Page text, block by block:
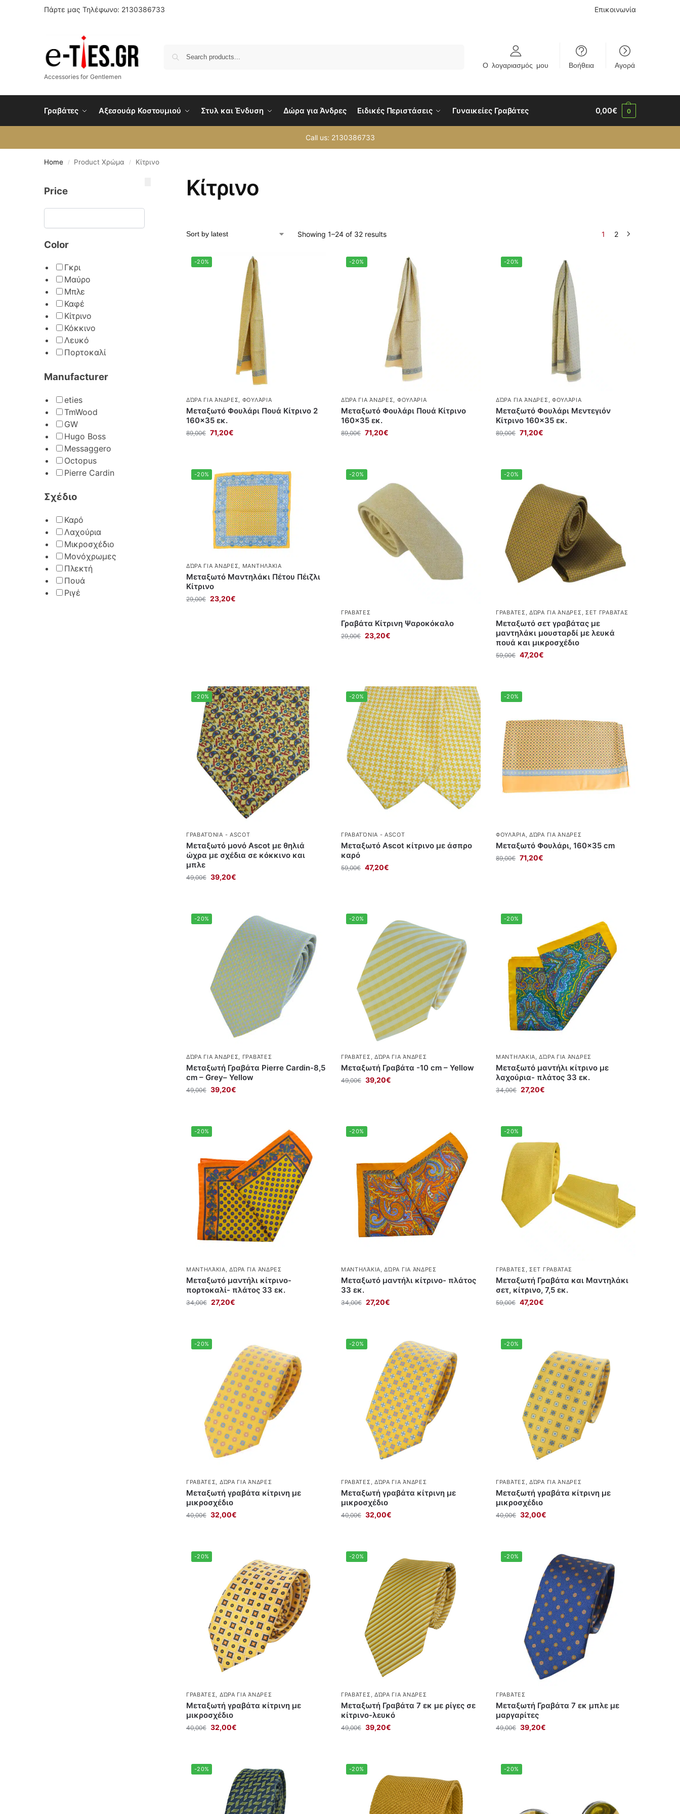
Πάρτε μας Τηλέφωνο: 2130386733 Επικοινωνία
Accessories for Gentlemen
Ο λογαριασμός μου Βοήθεια Αγορά
Γραβάτες Αξεσουάρ Κοστουμιού Στυλ και Ένδυση Δώρα για Άνδρες Ειδικές Περιστάσεις Γυναικείες Γραβάτες 0,00€ 0
Call us: 2130386733
Home / Product Χρώμα / Κίτρινο
Κίτρινο
Showing 1–24 of 32 results 1 2
-20%
ΔΏΡΑ ΓΙΑ ΆΝΔΡΕΣ ΦΟΥΛΆΡΙΑ
Μεταξωτό Φουλάρι Πουά Κίτρινο 2
160×35 εκ.
89,00€ 71,20€
-20%
ΔΏΡΑ ΓΙΑ ΆΝΔΡΕΣ ΦΟΥΛΆΡΙΑ
Μεταξωτό Φουλάρι Πουά Κίτρινο
160×35 εκ.
89,00€ 71,20€
-20%
ΔΏΡΑ ΓΙΑ ΆΝΔΡΕΣ ΦΟΥΛΆΡΙΑ
Μεταξωτό Φουλάρι Μεντεγιόν
Κίτρινο 160×35 εκ.
89,00€ 71,20€
-20%
ΔΏΡΑ ΓΙΑ ΆΝΔΡΕΣ ΜΑΝΤΗΛΆΚΙΑ
Μεταξωτό Μαντηλάκι Πέτου Πέιζλι
Κίτρινο
29,00€ 23,20€
-20%
ΓΡΑΒΆΤΕΣ
Γραβάτα Κίτρινη Ψαροκόκαλο
29,00€ 23,20€
-20%
ΓΡΑΒΆΤΕΣ,ΔΏΡΑ ΓΙΑ ΆΝΔΡΕΣ, ΣΕΤ ΓΡΑΒΆΤΑΣ
Μεταξωτό σετ γραβάτας με
μαντηλάκι μουσταρδί με λευκά
πουά και μικροσχέδιο
59,00€ 47,20€
-20%
ΓΡΑΒΑΤΌΝΙΑ - ASCOT
Μεταξωτό μονό Ascot με θηλιά
ώχρα με σχέδια σε κόκκινο και
μπλε
49,00€ 39,20€
-20%
ΓΡΑΒΑΤΌΝΙΑ - ASCOT
Μεταξωτό Ascot κίτρινο με άσπρο
καρό
59,00€ 47,20€
-20%
ΦΟΥΛΆΡΙΑ,ΔΏΡΑ ΓΙΑ ΆΝΔΡΕΣ
Μεταξωτό Φουλάρι, 160×35 cm
89,00€ 71,20€
-20%
ΔΏΡΑ ΓΙΑ ΆΝΔΡΕΣ, ΓΡΑΒΆΤΕΣ
Μεταξωτή Γραβάτα Pierre Cardin-8,5
cm – Grey– Yellow
49,00€ 39,20€
-20%
ΓΡΑΒΆΤΕΣ, ΔΏΡΑ ΓΙΑ ΆΝΔΡΕΣ
Μεταξωτή Γραβάτα -10 cm – Yellow
49,00€ 39,20€
-20%
ΜΑΝΤΗΛΆΚΙΑ,ΔΏΡΑ ΓΙΑ ΆΝΔΡΕΣ
Mεταξωτό μαντήλι κίτρινο με
λαχούρια- πλάτος 33 εκ.
34,00€ 27,20€
-20%
ΜΑΝΤΗΛΆΚΙΑ,ΔΏΡΑ ΓΙΑ ΆΝΔΡΕΣ
Mεταξωτό μαντήλι κίτρινο-
πορτοκαλί- πλάτος 33 εκ.
34,00€ 27,20€
-20%
ΜΑΝΤΗΛΆΚΙΑ,ΔΏΡΑ ΓΙΑ ΆΝΔΡΕΣ
Mεταξωτό μαντήλι κίτρινο- πλάτος
33 εκ.
34,00€ 27,20€
-20%
ΓΡΑΒΆΤΕΣ,ΣΕΤ ΓΡΑΒΆΤΑΣ
Μεταξωτή Γραβάτα και Μαντηλάκι
σετ, κίτρινο, 7,5 εκ.
59,00€ 47,20€
-20%
ΓΡΑΒΆΤΕΣ, ΔΏΡΑ ΓΙΑ ΆΝΔΡΕΣ
Μεταξωτή γραβάτα κίτρινη με
μικροσχέδιο
40,00€ 32,00€
-20%
ΓΡΑΒΆΤΕΣ, ΔΏΡΑ ΓΙΑ ΆΝΔΡΕΣ
Μεταξωτή γραβάτα κίτρινη με
μικροσχέδιο
40,00€ 32,00€
-20%
ΓΡΑΒΆΤΕΣ,ΔΏΡΑ ΓΙΑ ΆΝΔΡΕΣ
Μεταξωτή γραβάτα κίτρινη με
μικροσχέδιο
40,00€ 32,00€
-20%
ΓΡΑΒΆΤΕΣ, ΔΏΡΑ ΓΙΑ ΆΝΔΡΕΣ
Μεταξωτή γραβάτα κίτρινη με
μικροσχέδιο
40,00€ 32,00€
-20%
ΓΡΑΒΆΤΕΣ, ΔΏΡΑ ΓΙΑ ΆΝΔΡΕΣ
Μεταξωτή Γραβάτα 7 εκ με ρίγες σε
κίτρινο-λευκό
49,00€ 39,20€
-20%
ΓΡΑΒΆΤΕΣ
Μεταξωτή Γραβάτα 7 εκ μπλε με
μαργαρίτες
49,00€ 39,20€
-20% -20% -20%
Price
Color
Γκρι
Μαύρο
Μπλε
Καφέ
Κίτρινο
Κόκκινο
Λευκό
Πορτοκαλί
Manufacturer
eties
TmWood
GW
Hugo Boss
Messaggero
Octopus
Pierre Cardin
Σχέδιο
Καρό
Λαχούρια
Μικροσχέδιο
Μονόχρωμες
Πλεκτή
Πουά
Ριγέ